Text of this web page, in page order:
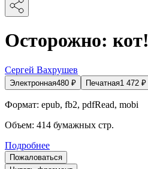
Осторожно: кот!
Сергей Вахрушев
Электронная480 ₽ Печатная1 472 ₽
Формат: epub, fb2, pdfRead, mobi
Объем: 414 бумажных стр.
Подробнее
Пожаловаться